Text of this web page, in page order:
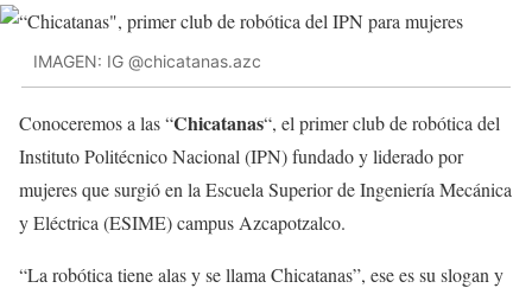
IMAGEN: IG @chicatanas.azc
Conoceremos a las “Chicatanas“, el primer club de robótica del
Instituto Politécnico Nacional (IPN) fundado y liderado por
mujeres que surgió en la Escuela Superior de Ingeniería Mecánica
y Eléctrica (ESIME) campus Azcapotzalco.
“La robótica tiene alas y se llama Chicatanas”, ese es su slogan y